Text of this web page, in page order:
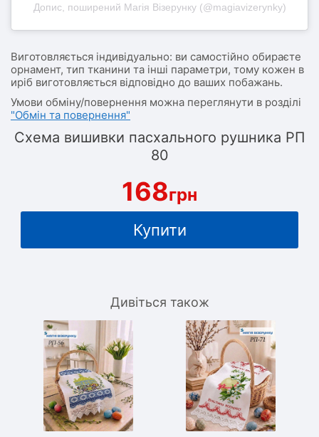
Допис, поширений Магія Візерунку (@magiavizerynky)
Виготовляється індивідуально: ви самостійно обираєте
орнамент, тип тканини та інші параметри, тому кожен в
иріб виготовляється відповідно до ваших побажань.
Умови обміну/повернення можна переглянути в розділі
"Обмін та повернення"
Схема вишивки пасхального рушника РП
80
168грн
Купити
Дивіться також